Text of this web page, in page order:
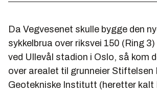
Da Vegvesenet skulle bygge den
sykkelbrua over riksvei 150 (Ring
ved Ullevål stadion i Oslo, så kom
over arealet til grunneier Stiftelsen
Geotekniske Institutt (heretter kalt